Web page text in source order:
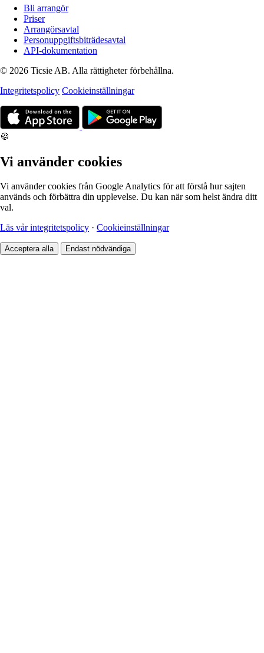
Bli arrangör
Priser
Arrangörsavtal
Personuppgiftsbiträdesavtal
API-dokumentation
© 2026 Ticsie AB. Alla rättigheter förbehållna.
Integritetspolicy Cookieinställningar
🍪
Vi använder cookies
Vi använder cookies från Google Analytics för att förstå hur sajten
används och förbättra din upplevelse. Du kan när som helst ändra ditt
val.
Läs vår integritetspolicy · Cookieinställningar
Acceptera alla Endast nödvändiga